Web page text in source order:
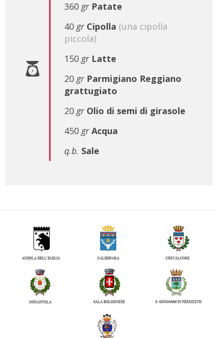
360 gr Patate
40 gr Cipolla (una cipolla
piccola)
150 gr Latte
20 gr Parmigiano Reggiano
grattugiato
20 gr Olio di semi di girasole
450 gr Acqua
q.b. Sale